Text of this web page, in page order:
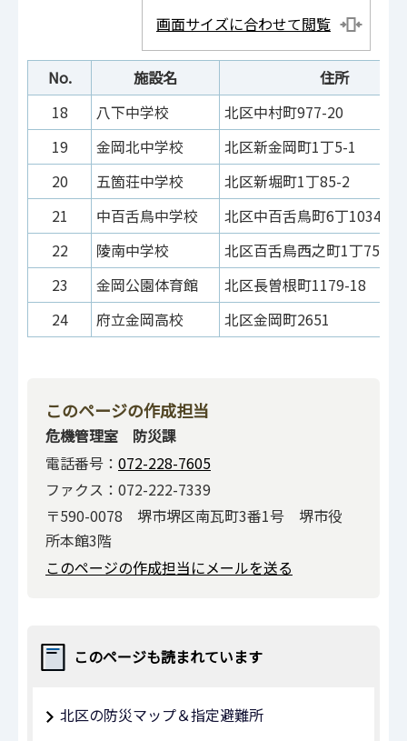
画面サイズに合わせて閲覧
No. 施設名
住所
18
八下中学校
北区中村町977-20
19
金岡北中学校
北区新金岡町1丁5-1
20
五箇荘中学校
北区新堀町1丁85-2
21
中百舌鳥中学校
北区中百舌鳥町6丁1034-11
22
陵南中学校
北区百舌鳥西之町1丁75
23
金岡公園体育館
北区長曽根町1179-18
24
府立金岡高校 北区金岡町2651
このページの作成担当
危機管理室 防災課
電話番号： 072-228-7605
ファクス：072-222-7339
〒590-0078 堺市堺区南瓦町3番1号 堺市役
所本館3階
このページの作成担当にメールを送る
このページも読まれています
北区の防災マップ＆指定避難所